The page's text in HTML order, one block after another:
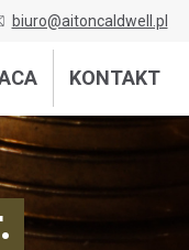
biuro@aitoncaldwell.pl
KONTAKT